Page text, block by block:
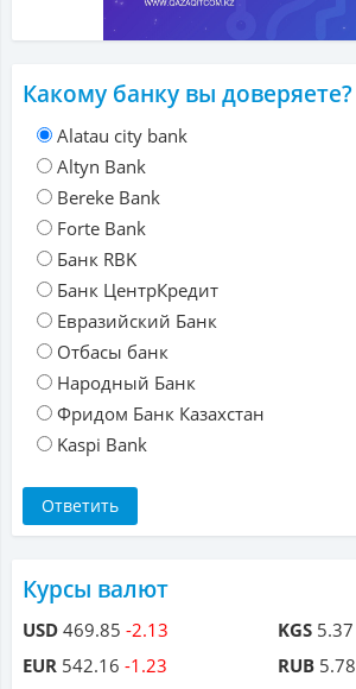
Какому банку вы доверяете?
Alatau city bank
Altyn Bank
Bereke Bank
Forte Bank
Банк RBK
Банк ЦентрКредит
Евразийский Банк
Отбасы банк
Народный Банк
Фридом Банк Казахстан
Kaspi Bank
Курсы валют
USD 469.85 -2.13
EUR 542.16 -1.23
KGS 5.37
RUB 5.78